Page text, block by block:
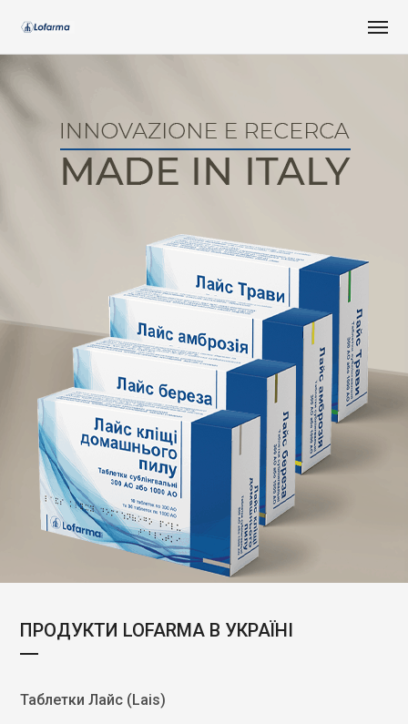
ПРОДУКТИ LOFARMA В УКРАЇНІ
Таблетки Лайс (Lais)